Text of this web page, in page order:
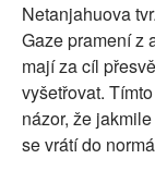
Netanjahuova
Gaze pramení z
mají za cíl
vyšetřovat.
názor, že
se vrátí do